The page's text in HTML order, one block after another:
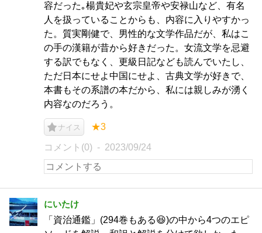
容だった｡楊貴妃や玄宗皇帝や安禄山など、有名
人を扱っていることからも、内容に入りやすかっ
た。質実剛健で、男性的な文学作品だが、私はこ
の手の漢籍が昔から好きだった。女流文学を忌避
する訳でもなく、更級日記なども読んでいたし、
ただ日本にせよ中国にせよ、古典文学が好きで、
本書もその系譜の本だから、私には親しみが湧く
内容なのだろう。
ナイス ★3
コメント(0) 2023/09/24
にいたけ
「資治通鑑」(294巻もある😆)の中から4つのエピ